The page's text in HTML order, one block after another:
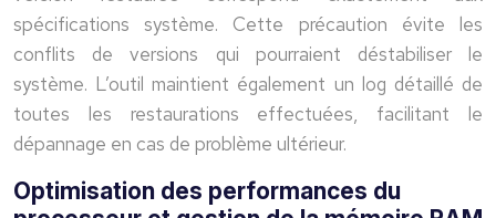
spécifications système. Cette précaution évite les
conflits de versions qui pourraient déstabiliser le
système. L’outil maintient également un log détaillé de
toutes les restaurations effectuées, facilitant le
dépannage en cas de problème ultérieur.
Optimisation des performances du